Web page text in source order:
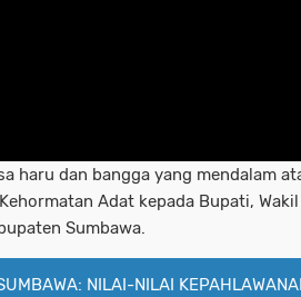
haru dan bangga yang mendalam
Adat kepada Bupati,
Sumbawa.
NILAI-NILAI